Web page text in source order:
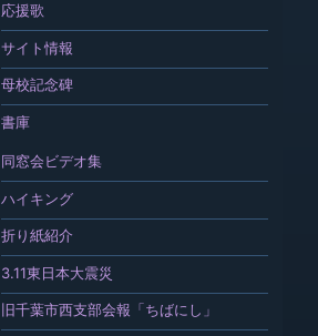
応援歌
サイト情報
母校記念碑
書庫
同窓会ビデオ集
ハイキング
折り紙紹介
3.11東日本大震災
旧千葉市西支部会報「ちばにし」